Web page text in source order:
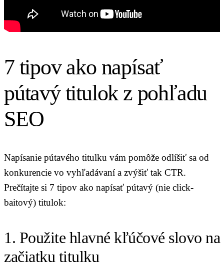
7 tipov ako napísať
pútavý titulok z pohľadu
SEO
Napísanie pútavého titulku vám pomôže odlíšiť sa od
konkurencie vo vyhľadávaní a zvýšiť tak CTR.
Prečítajte si 7 tipov ako napísať pútavý (nie click-
baitový) titulok:
1. Použite hlavné kľúčové slovo na
začiatku titulku